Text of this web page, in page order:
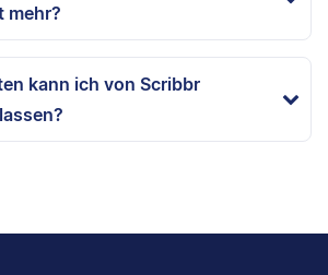
mehr?
kann ich von Scribbr